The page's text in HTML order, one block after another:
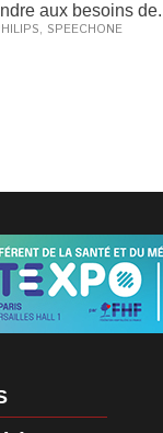
aux besoins
, SPEECHONE